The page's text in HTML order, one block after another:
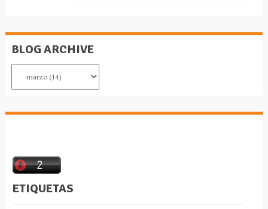
BLOG ARCHIVE
ETIQUETAS